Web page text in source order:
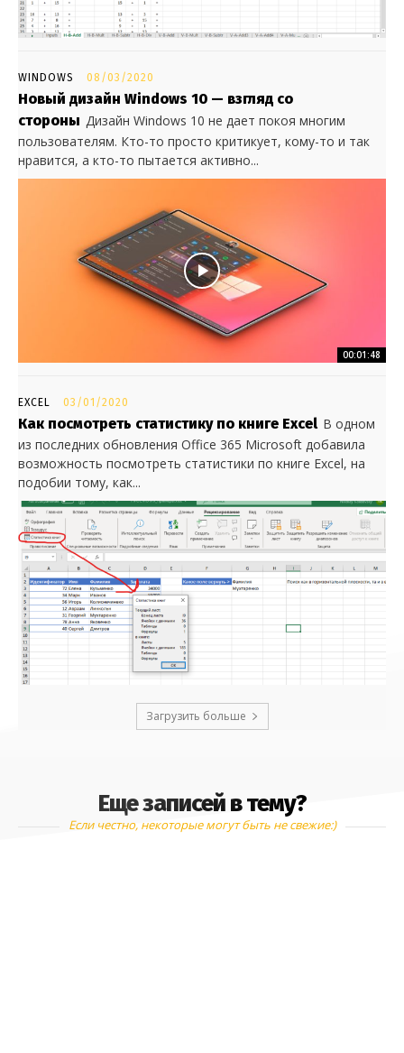
WINDOWS 08/03/2020
Новый дизайн Windows 10 — взгляд со
стороны Дизайн Windows 10 не дает покоя многим
пользователям. Кто-то просто критикует, кому-то и так
нравится, а кто-то пытается активно...
00:01:48
EXCEL 03/01/2020
Как посмотреть статистику по книге Excel В одном
из последних обновления Office 365 Microsoft добавила
возможность посмотреть статистики по книге Excel, на
подобии тому, как...
Загрузить больше
Еще записей в тему?
Если честно, некоторые могут быть не свежие:)